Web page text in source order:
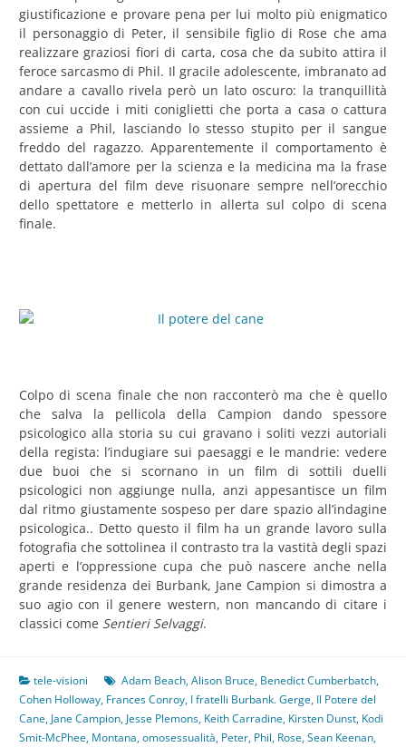
giustificazione e provare pena per lui molto più enigmatico
il personaggio di Peter, il sensibile figlio di Rose che ama
realizzare graziosi fiori di carta, cosa che da subito attira il
feroce sarcasmo di Phil. Il gracile adolescente, imbranato ad
andare a cavallo rivela però un lato oscuro: la tranquillità
con cui uccide i miti coniglietti che porta a casa o cattura
assieme a Phil, lasciando lo stesso stupito per il sangue
freddo del ragazzo. Apparentemente il comportamento è
dettato dall’amore per la scienza e la medicina ma la frase
di apertura del film deve risuonare sempre nell’orecchio
dello spettatore e metterlo in allerta sul colpo di scena
finale.
Colpo di scena finale che non racconterò ma che è quello
che salva la pellicola della Campion dando spessore
psicologico alla storia su cui gravano i soliti vezzi autoriali
della regista: l’indugiare sui paesaggi e le mandrie: vedere
due buoi che si scornano in un film di sottili duelli
psicologici non aggiunge nulla, anzi appesantisce un film
dal ritmo giustamente sospeso per dare spazio all’indagine
psicologica.. Detto questo il film ha un grande lavoro sulla
fotografia che sottolinea il contrasto tra la vastità degli spazi
aperti e l’oppressione cupa che può nascere anche nella
grande residenza dei Burbank, Jane Campion si dimostra a
suo agio con il genere western, non mancando di citare i
classici come Sentieri Selvaggi.
tele-visioni Adam Beach,Alison Bruce, Benedict Cumberbatch,
Cohen Holloway, Frances Conroy, I fratelli Burbank. Gerge, Il Potere del
Cane,Jane Campion,Jesse Plemons, Keith Carradine, Kirsten Dunst, Kodi
Smit-McPhee, Montana,omosessualità, Peter, Phil, Rose,Sean Keenan,